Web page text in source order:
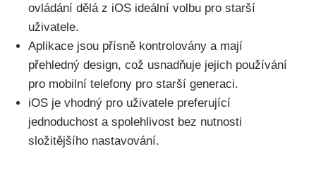
ovládání dělá z iOS ideální volbu pro starší
uživatele.
Aplikace jsou přísně kontrolovány a mají
přehledný design, což usnadňuje jejich používání
pro mobilní telefony pro starší generaci.
iOS je vhodný pro uživatele preferující
jednoduchost a spolehlivost bez nutnosti
složitějšího nastavování.